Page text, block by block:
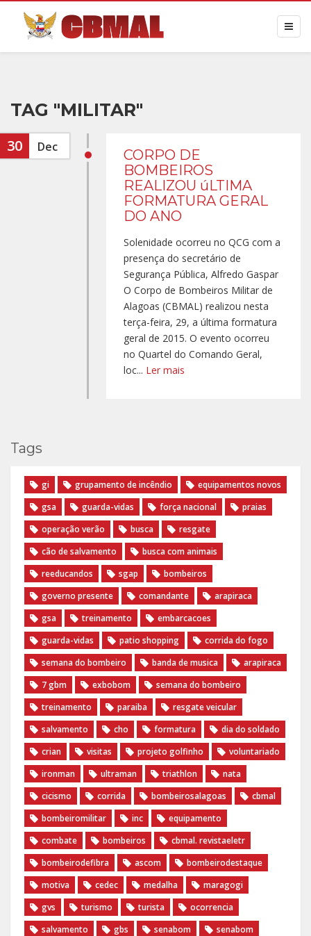
TAG "MILITAR"
30 Dec
CORPO DE
BOMBEIROS
REALIZOU úLTIMA
FORMATURA GERAL
DO ANO
Solenidade ocorreu no QCG com a
presença do secretário de
Segurança Pública, Alfredo Gaspar
O Corpo de Bombeiros Militar de
Alagoas (CBMAL) realizou nesta
terça-feira, 29, a última formatura
geral de 2015. O evento ocorreu
no Quartel do Comando Geral,
loc... Ler mais
Tags
gi grupamento de incêndio
equipamentos novos
gsa
guarda-vidas força nacional
praias
operação verão
busca
resgate
cão de salvamento
busca com animais
reeducandos
sgap
bombeiros
governo presente
comandante
arapiraca
gsa
treinamento
embarcacoes
guarda-vidas
patio shopping
corrida do fogo
semana do bombeiro
banda de musica
arapiraca
7 gbm
exbobom
semana do bombeiro
treinamento
paraiba
resgate veicular
salvamento
cho formatura
dia do soldado
crian
visitas projeto golfinho
voluntariado
ironman
ultraman triathlon
nata
cicismo
corrida bombeirosalagoas
cbmal
bombeiromilitar
inc
equipamento
combate
bombeiros
cbmal. revistaeletr
bombeirodefibra
ascom
bombeirodestaque
motiva
cedec medalha
maragogi
gvs
turismo turista
ocorrencia
salvamento
gbs senabom
senabom